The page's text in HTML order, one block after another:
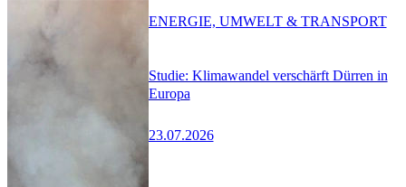
Studie: Klimawandel verschärft Dürren in
Europa
23.07.2026
ENERGIE, UMWELT & TRANSPORT